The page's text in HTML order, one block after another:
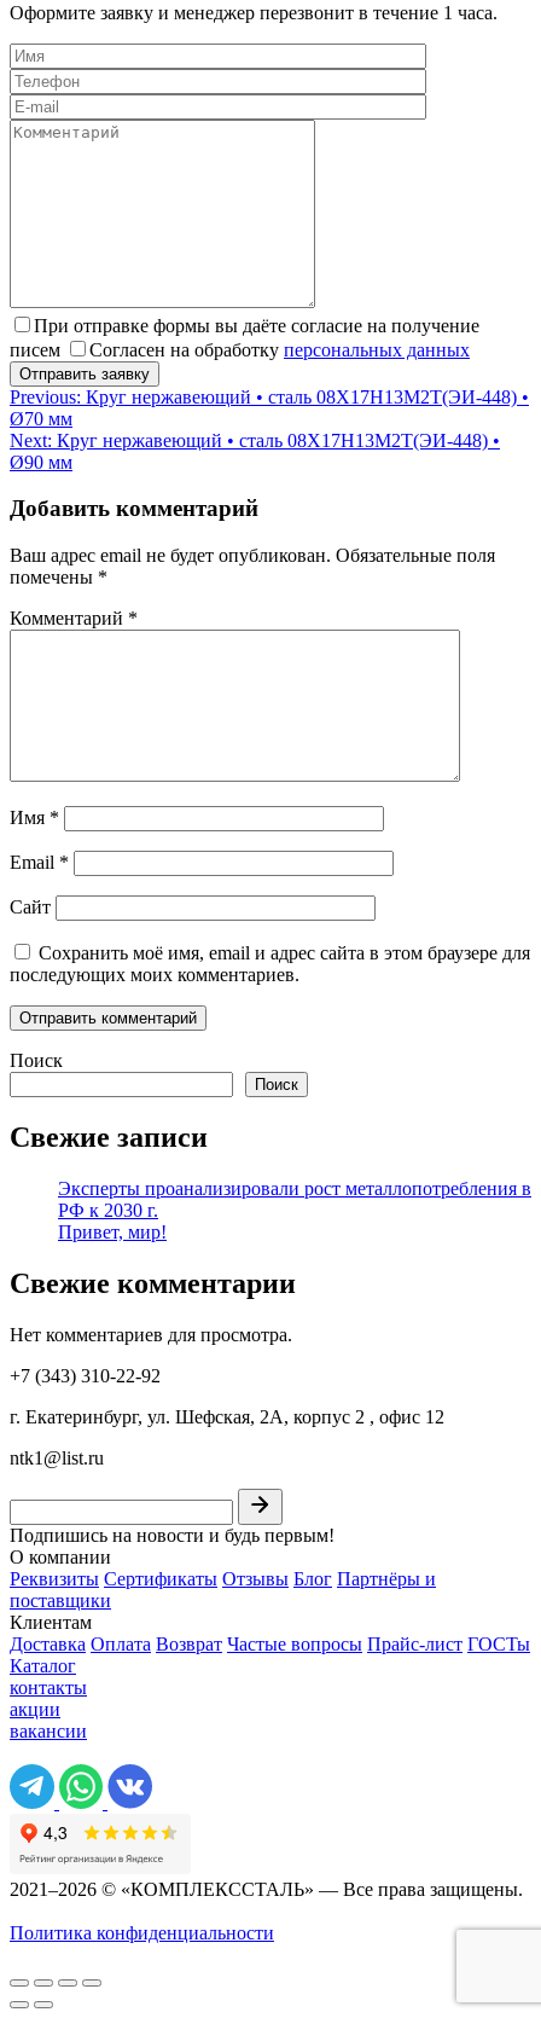
Оформите заявку и менеджер перезвонит в течение 1 часа.
При отправке формы вы даёте согласие на получение
писем
Согласен на обработку персональных данных
Навигация
по
записям
Previous: Круг нержавеющий • сталь 08Х17Н13М2Т(ЭИ-448) •
Ø70 мм
Next: Круг нержавеющий • сталь 08Х17Н13М2Т(ЭИ-448) •
Ø90 мм
Добавить комментарий
Ваш адрес email не будет опубликован. Обязательные поля
помечены *
Комментарий *
Имя *
Email *
Сайт
Сохранить моё имя, email и адрес сайта в этом браузере для
последующих моих комментариев.
Поиск
Поиск
Свежие записи
Эксперты проанализировали рост металлопотребления в
РФ к 2030 г.
Привет, мир!
Свежие комментарии
Нет комментариев для просмотра.
+7 (343) 310-22-92
г. Екатеринбург, ул. Шефская, 2А, корпус 2 , офис 12
ntk1@list.ru
Подпишись на новости и будь первым!
О компании
Реквизиты Сертификаты Отзывы Блог Партнёры и
поставщики
Клиентам
Доставка Оплата Возврат Частые вопросы Прайс-лист ГОСТы
Каталог
контакты
акции
вакансии
2021–2026 © «КОМПЛЕКССТАЛЬ» — Все права защищены.
Политика конфиденциальности